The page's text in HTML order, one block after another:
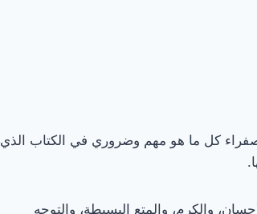
كل ما هو مهم وضروري في الكتاب الذي
والكرم، والمتع البسيطة، والتوجه